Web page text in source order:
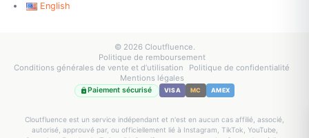
English
© 2026 Cloutfluence.
Politique de remboursement
Conditions générales de vente et d’utilisation
Politique de confidentialité
Mentions légales
Paiement sécurisé VISA MC AMEX
Cloutfluence est un service indépendant et n'est en aucun cas affilié, associé,
autorisé, approuvé par, ou officiellement lié à Instagram, TikTok, YouTube,